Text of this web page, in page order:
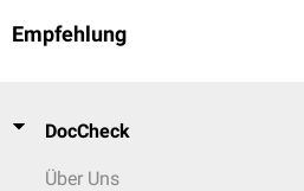
Empfehlung
DocCheck
Über Uns